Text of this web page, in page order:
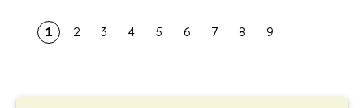
1 2 3 4 5 6 7 8 9